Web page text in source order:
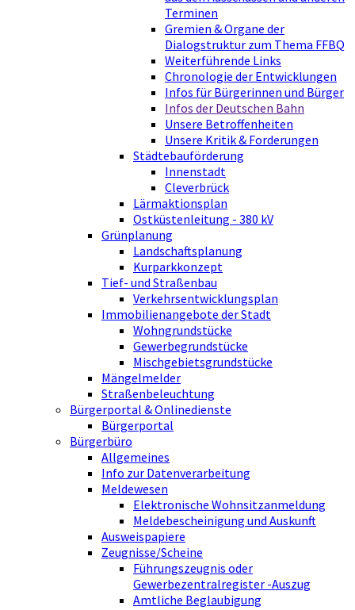
Terminen
Gremien & Organe der
Dialogstruktur zum Thema FFBQ
Weiterführende Links
Chronologie der Entwicklungen
Infos für Bürgerinnen und Bürger
Infos der Deutschen Bahn
Unsere Betroffenheiten
Unsere Kritik & Forderungen
Städtebauförderung
Innenstadt
Cleverbrück
Lärmaktionsplan
Ostküstenleitung - 380 kV
Grünplanung
Landschaftsplanung
Kurparkkonzept
Tief- und Straßenbau
Verkehrsentwicklungsplan
Immobilienangebote der Stadt
Wohngrundstücke
Gewerbegrundstücke
Mischgebietsgrundstücke
Mängelmelder
Straßenbeleuchtung
Bürgerportal & Onlinedienste
Bürgerportal
Bürgerbüro
Allgemeines
Info zur Datenverarbeitung
Meldewesen
Elektronische Wohnsitzanmeldung
Meldebescheinigung und Auskunft
Ausweispapiere
Zeugnisse/Scheine
Führungszeugnis oder
Gewerbezentralregister -Auszug
Amtliche Beglaubigung